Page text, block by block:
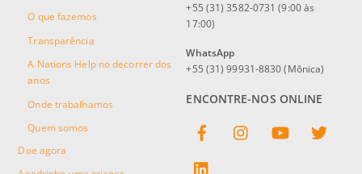
O que fazemos
Transparência
A Nations Help no decorrer dos
anos
Onde trabalhamos
Quem somos
Doe agora
+55 (31) 3582-0731 (9:00 às
17:00)
WhatsApp
+55 (31) 99931-8830 (Mônica)
ENCONTRE-NOS ONLINE